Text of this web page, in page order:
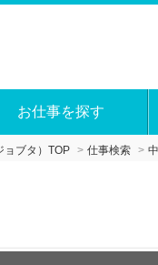
お仕事を探す
ョブタ）TOP 仕事検索